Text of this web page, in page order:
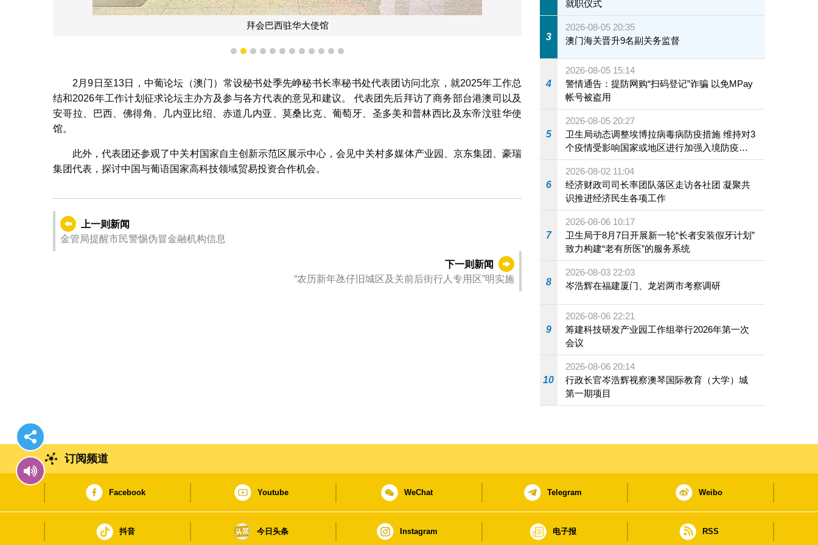
拜会巴西驻华大使馆
1 2 3 4 5 6 7 8 9 101112
2月9日至13日，中葡论坛（澳门）常设秘书处季先峥秘书长率秘书处代表团访问北京，就2025年工作总
结和2026年工作计划征求论坛主办方及参与各方代表的意见和建议。 代表团先后拜访了商务部台港澳司以及
安哥拉、巴西、佛得角、几内亚比绍、赤道几内亚、莫桑比克、葡萄牙、圣多美和普林西比及东帝汶驻华使
馆。
此外，代表团还参观了中关村国家自主创新示范区展示中心，会见中关村多媒体产业园、京东集团、豪瑞
集团代表，探讨中国与葡语国家高科技领域贸易投资合作机会。
上一则新闻
金管局提醒市民警惕伪冒金融机构信息
下一则新闻
“农历新年氹仔旧城区及关前后街行人专用区”明实施
就职仪式
3
2026-08-05 20:35
澳门海关晋升9名副关务监督
4
2026-08-05 15:14
警情通告：提防网购“扫码登记”诈骗 以免MPay
帐号被盗用
5
2026-08-05 20:27
卫生局动态调整埃博拉病毒病防疫措施 维持对3
个疫情受影响国家或地区进行加强入境防疫措
施
6
2026-08-02 11:04
经济财政司司长率团队落区走访各社团 凝聚共
识推进经济民生各项工作
7
2026-08-06 10:17
卫生局于8月7日开展新一轮“长者安装假牙计划”
致力构建“老有所医”的服务系统
8
2026-08-03 22:03
岑浩辉在福建厦门、龙岩两市考察调研
9
2026-08-06 22:21
筹建科技研发产业园工作组举行2026年第一次
会议
10
2026-08-06 20:14
行政长官岑浩辉视察澳琴国际教育（大学）城
第一期项目
订阅频道
Facebook Youtube WeChat Telegram Weibo
抖音 今日头条 Instagram 电子报 RSS